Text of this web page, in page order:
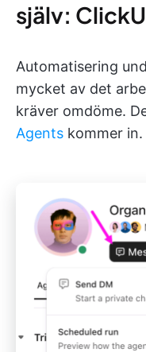
själv:
Automatisering
mycket av det
kräver omdöme.
Agents kommer in.